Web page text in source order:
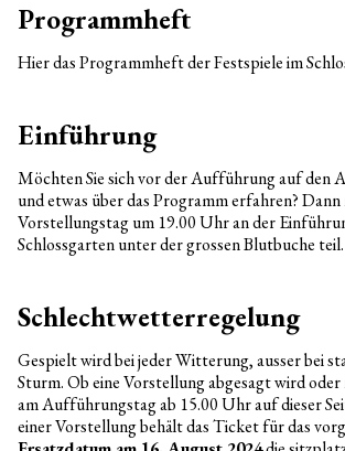
Programmheft
Hier das Programmheft der Festspiele im
Einführung
Möchten Sie sich vor der Aufführung auf den
und etwas über das Programm erfahren? Dann
Vorstellungstag um 19.00 Uhr an der
Schlossgarten unter der grossen Blutbuche teil.
Schlechtwetterregelung
Gespielt wird bei jeder Witterung, ausser bei
Sturm. Ob eine Vorstellung abgesagt wird
am Aufführungstag ab 15.00 Uhr auf dieser
einer Vorstellung behält das Ticket für das